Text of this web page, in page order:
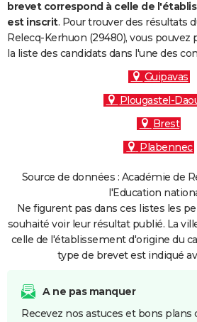
brevet correspond à celle de
est inscrit. Pour trouver des résultats
Relecq-Kerhuon (29480), vous
la liste des candidats dans l'une des
Guipavas
Plougastel-
Brest
Plabennec
Source de données : Académie de
l'Education
Ne figurent pas dans ces listes les
souhaité voir leur résultat publié. La
celle de l'établissement d'origine du
type de brevet est indiqué
A ne pas manquer
Recevez nos astuces et bons